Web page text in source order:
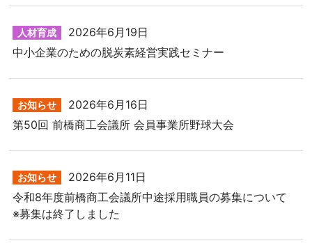
人材育成
2026年6月19日
中小企業のための脱炭素経営実践セミナー
お知らせ
2026年6月16日
第50回 前橋商工会議所 会員事業所野球大会
お知らせ
2026年6月11日
令和8年度前橋商工会議所中途採用職員の募集について
※募集は終了しました